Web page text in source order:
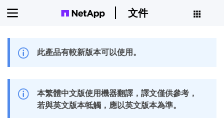
文件
此產品有較新版本可以使用。
本繁體中文版使用機器翻譯，譯文僅供參考，
若與英文版本牴觸，應以英文版本為準。